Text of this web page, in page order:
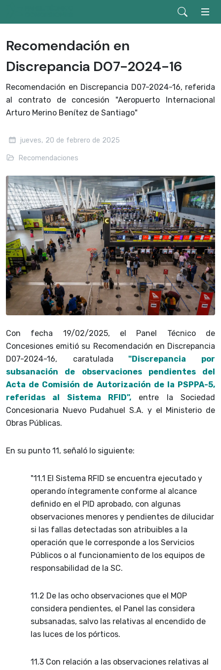
Recomendación en
Discrepancia D07-2024-16
Recomendación en Discrepancia D07-2024-16, referida
al contrato de concesión "Aeropuerto Internacional
Arturo Merino Benítez de Santiago"
jueves, 20 de febrero de 2025
Recomendaciones
Con fecha 19/02/2025, el Panel Técnico de
Concesiones emitió su Recomendación en Discrepancia
D07-2024-16, caratulada "Discrepancia por
subsanación de observaciones pendientes del
Acta de Comisión de Autorización de la PSPPA-5,
referidas al Sistema RFID",
entre la Sociedad
Concesionaria Nuevo Pudahuel S.A. y el Ministerio de
Obras Públicas.
En su punto 11, señaló lo siguiente:
"11.1 El Sistema RFID se encuentra ejecutado y
operando íntegramente conforme al alcance
definido en el PID aprobado, con algunas
observaciones menores y pendientes de dilucidar
si las fallas detectadas son atribuibles a la
operación que le corresponde a los Servicios
Públicos o al funcionamiento de los equipos de
responsabilidad de la SC.
11.2 De las ocho observaciones que el MOP
considera pendientes, el Panel las considera
subsanadas, salvo las relativas al encendido de
las luces de los pórticos.
11.3 Con relación a las observaciones relativas al